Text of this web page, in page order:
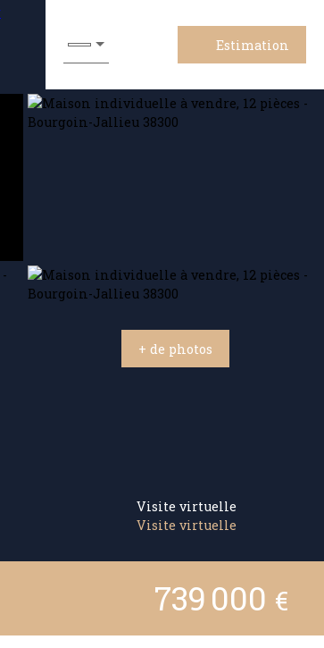
Estimation
+ de photos
Visite virtuelle
Visite virtuelle
739 000 €